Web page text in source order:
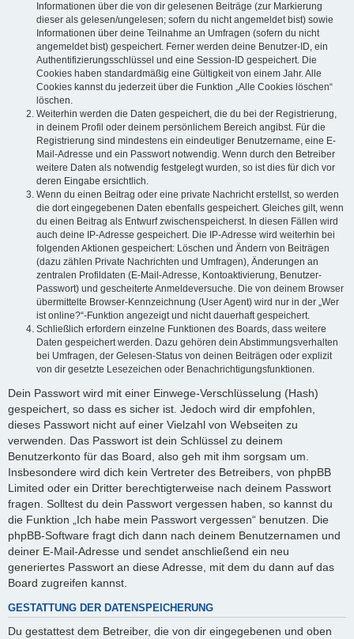
Informationen über die von dir gelesenen Beiträge (zur Markierung
dieser als gelesen/ungelesen; sofern du nicht angemeldet bist) sowie
Informationen über deine Teilnahme an Umfragen (sofern du nicht
angemeldet bist) gespeichert. Ferner werden deine Benutzer-ID, ein
Authentifizierungsschlüssel und eine Session-ID gespeichert. Die
Cookies haben standardmäßig eine Gültigkeit von einem Jahr. Alle
Cookies kannst du jederzeit über die Funktion „Alle Cookies löschen“
löschen.
Weiterhin werden die Daten gespeichert, die du bei der Registrierung,
in deinem Profil oder deinem persönlichem Bereich angibst. Für die
Registrierung sind mindestens ein eindeutiger Benutzername, eine E-
Mail-Adresse und ein Passwort notwendig. Wenn durch den Betreiber
weitere Daten als notwendig festgelegt wurden, so ist dies für dich vor
deren Eingabe ersichtlich.
Wenn du einen Beitrag oder eine private Nachricht erstellst, so werden
die dort eingegebenen Daten ebenfalls gespeichert. Gleiches gilt, wenn
du einen Beitrag als Entwurf zwischenspeicherst. In diesen Fällen wird
auch deine IP-Adresse gespeichert. Die IP-Adresse wird weiterhin bei
folgenden Aktionen gespeichert: Löschen und Ändern von Beiträgen
(dazu zählen Private Nachrichten und Umfragen), Änderungen an
zentralen Profildaten (E-Mail-Adresse, Kontoaktivierung, Benutzer-
Passwort) und gescheiterte Anmeldeversuche. Die von deinem Browser
übermittelte Browser-Kennzeichnung (User Agent) wird nur in der „Wer
ist online?“-Funktion angezeigt und nicht dauerhaft gespeichert.
Schließlich erfordern einzelne Funktionen des Boards, dass weitere
Daten gespeichert werden. Dazu gehören dein Abstimmungsverhalten
bei Umfragen, der Gelesen-Status von deinen Beiträgen oder explizit
von dir gesetzte Lesezeichen oder Benachrichtigungsfunktionen.
Dein Passwort wird mit einer Einwege-Verschlüsselung (Hash)
gespeichert, so dass es sicher ist. Jedoch wird dir empfohlen,
dieses Passwort nicht auf einer Vielzahl von Webseiten zu
verwenden. Das Passwort ist dein Schlüssel zu deinem
Benutzerkonto für das Board, also geh mit ihm sorgsam um.
Insbesondere wird dich kein Vertreter des Betreibers, von phpBB
Limited oder ein Dritter berechtigterweise nach deinem Passwort
fragen. Solltest du dein Passwort vergessen haben, so kannst du
die Funktion „Ich habe mein Passwort vergessen“ benutzen. Die
phpBB-Software fragt dich dann nach deinem Benutzernamen und
deiner E-Mail-Adresse und sendet anschließend ein neu
generiertes Passwort an diese Adresse, mit dem du dann auf das
Board zugreifen kannst.
GESTATTUNG DER DATENSPEICHERUNG
Du gestattest dem Betreiber, die von dir eingegebenen und oben